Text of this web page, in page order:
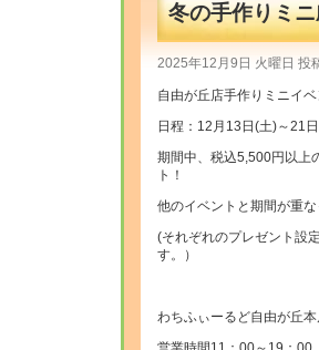
冬の手作りミ
2025年12月9日 火曜日 投
自由が丘店手作りミニイ
日程：12月13日(土)～21
期間中、税込5,500円以上
ト！
他のイベントと期間が重
(それぞれのプレゼント設
す。）
わちふぃーるど自由が丘